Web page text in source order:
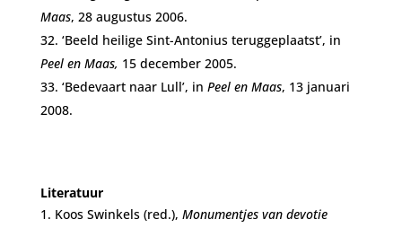
Maas, 28 augustus 2006.
‘Beeld heilige Sint-Antonius teruggeplaatst’, in
Peel en Maas, 15 december 2005.
‘Bedevaart naar Lull’, in Peel en Maas, 13 januari
2008.
Literatuur
Koos Swinkels (red.), Monumentjes van devotie